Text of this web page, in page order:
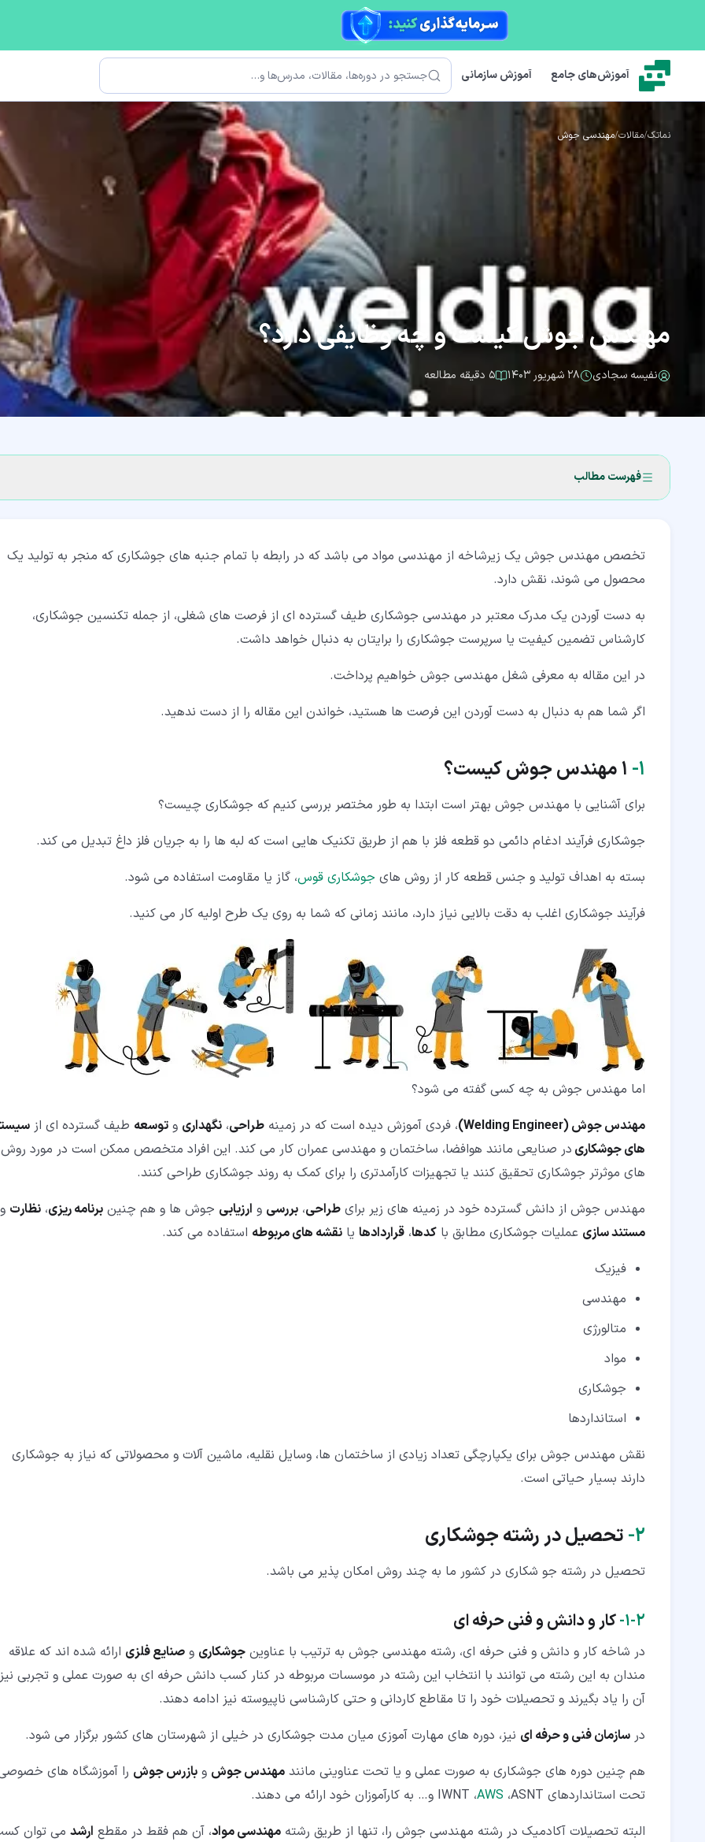
آموزش‌های جامع آموزش سازمانی جستجو
نماتک/مقالات/مهندسی جوش
مهندس جوش کیست و چه وظایفی دارد؟
نفیسه سجادی ۲۸ شهریور ۱۴۰۳ ۵ دقیقه مطالعه
فهرست مطالب
۲‏- تحصیل در رشته جوشکاری
۳‏- اهمیت تخصص مهندس جوش در صنعت
۵‏- بازار کار و فرصت های شغلی مهندس جوش
تخصص مهندس جوش یک زیرشاخه از مهندسی مواد می باشد که در رابطه با تمام جنبه های جوشکاری که منجر به تولید یک
محصول می شوند، نقش دارد.
به دست آوردن یک مدرک معتبر در مهندسی جوشکاری طیف گسترده ای از فرصت های شغلی، از جمله تکنسین جوشکاری،
کارشناس تضمین کیفیت یا سرپرست جوشکاری را برایتان به دنبال خواهد داشت.
در این مقاله به معرفی شغل مهندسی جوش خواهیم پرداخت.
اگر شما هم به دنبال به دست آوردن این فرصت ها هستید، خواندن این مقاله را از دست ندهید.
۱‏- 1مهندس جوش کیست؟
برای آشنایی با مهندس جوش بهتر است ابتدا به طور مختصر بررسی کنیم که جوشکاری چیست؟
جوشکاری فرآیند ادغام دائمی دو قطعه فلز با هم از طریق تکنیک هایی است که لبه ها را به جریان فلز داغ تبدیل می کند.
بسته به اهداف تولید و جنس قطعه کار از روش های جوشکاری قوس، گاز یا مقاومت استفاده می شود.
فرآیند جوشکاری اغلب به دقت بالایی نیاز دارد، مانند زمانی که شما به روی یک طرح اولیه کار می کنید.
اما مهندس جوش به چه کسی گفته می شود؟
مهندس جوش (Welding Engineer)
، فردی آموزش دیده است که در زمینه طراحی، نگهداری و توسعه طیف گسترده ای از
های جوشکاری در صنایعی مانند هوافضا، ساختمان و مهندسی عمران کار می کند. این افراد متخصص ممکن است در مورد روش
های موثرتر جوشکاری تحقیق کنند یا تجهیزات کارآمدتری را برای کمک به روند جوشکاری طراحی کنند.
مهندس جوش از دانش گسترده خود در زمینه های زیر برای طراحی، بررسی و ارزیابی جوش ها و هم چنین برنامه ریزی، نظارت و
مستند سازی عملیات جوشکاری مطابق با کدها، قراردادها یا نقشه های مربوطه استفاده می کند.
فیزیک
مهندسی
متالورژی
مواد
جوشکاری
استانداردها
نقش مهندس جوش برای یکپارچگی تعداد زیادی از ساختمان ها، وسایل نقلیه، ماشین آلات و محصولاتی که نیاز به جوشکاری
دارند بسیار حیاتی است.
۲‏- تحصیل در رشته جوشکاری
تحصیل در رشته جو شکاری در کشور ما به چند روش امکان پذیر می باشد.
۲‏-‏۱‏- کار و دانش و فنی حرفه ای
در شاخه کار و دانش و فنی حرفه ای، رشته مهندسی جوش به ترتیب با عناوین جوشکاری و صنایع فلزی ارائه شده اند که علاقه
مندان به این رشته می توانند با انتخاب این رشته در موسسات مربوطه در کنار کسب دانش حرفه ای به صورت عملی و تجربی نیز
آن را یاد بگیرند و تحصیلات خود را تا مقاطع کاردانی و حتی کارشناسی ناپیوسته نیز ادامه دهند.
در سازمان فنی و حرفه ای نیز، دوره های مهارت آموزی میان مدت جوشکاری در خیلی از شهرستان های کشور برگزار می شود.
هم چنین دوره های جوشکاری به صورت عملی و یا تحت عناوینی مانند مهندس جوش و بازرس جوش را آموزشگاه های
تحت استانداردهای IWNT ،
AWS ،ASNT و… به کارآموزان خود ارائه می دهند.
البته تحصیلات آکادمیک در رشته مهندسی جوش را، تنها از طریق رشته مهندسی مواد، آن هم فقط در مقطع ارشد می توان